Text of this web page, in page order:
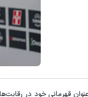
خود در